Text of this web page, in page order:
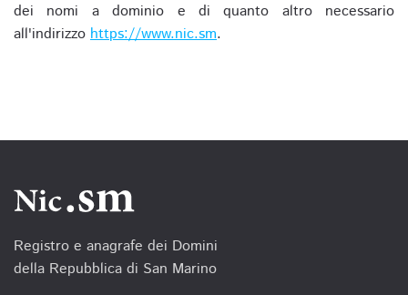
dei nomi a dominio e di quanto altro necessario
all'indirizzo https://www.nic.sm.
Registro e anagrafe dei Domini
della Repubblica di San Marino